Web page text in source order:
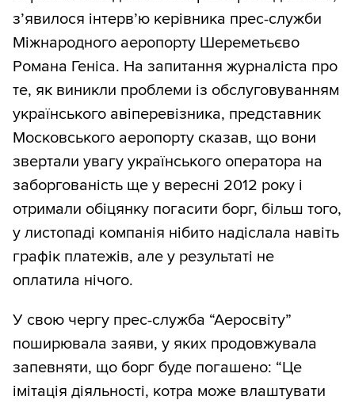
з’явилося інтерв’ю керівника прес-служби
Міжнародного аеропорту Шереметьєво
Романа Геніса. На запитання журналіста про
те, як виникли проблеми із обслуговуванням
українського авіперевізника, представник
Московського аеропорту сказав, що вони
звертали увагу українського оператора на
заборгованість ще у вересні 2012 року і
отримали обіцянку погасити борг, більш того,
у листопаді компанія нібито надіслала навіть
графік платежів, але у результаті не
оплатила нічого.
У свою чергу прес-служба “Аеросвіту”
поширювала заяви, у яких продовжувала
запевняти, що борг буде погашено: “Це
імітація діяльності, котра може влаштувати